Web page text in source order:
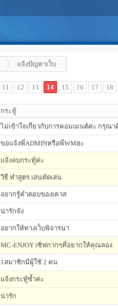
แจ้งปัญหาเว็บ
11 12 13 14 15 16 17 18
กระทู้
ไม่เข้าใจเกี่ยวกับการคอมเมนต์ค่ะ กรุณา
ขอแจ้งพี่ADMINหรือพี่WMฮะ
แจ้งลบกระทู้ค่ะ
วิธี ทำสูตร เล่นหัดเล่น
อยากรู้คำตอบของเควส
น่ารักจัง
อยากให้ทางเว็บพิจารนา
MC-ENJOY เซิฟกากๆที่อยากให้คุณลอง
1สมาชิกมีผู้ใช้ 2 คน
แจ้งกระทู้ซ้ำค่ะ
น่ารัก